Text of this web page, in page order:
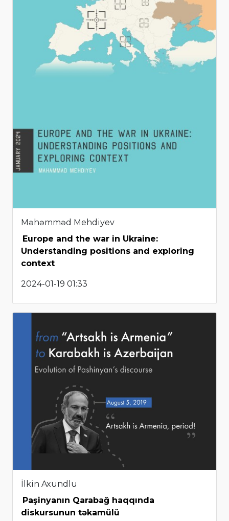
Məhəmməd Mehdiyev
Europe and the war in Ukraine:
Understanding positions and exploring
context
2024-01-19 01:33
İlkin Axundlu
Paşinyanın Qarabağ haqqında
diskursunun təkamülü